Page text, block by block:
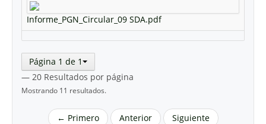
Informe_PGN_Circular_09 SDA.pdf
Página 1 de 1
— 20 Resultados por página
Mostrando 11 resultados.
← Primero Anterior
Siguiente